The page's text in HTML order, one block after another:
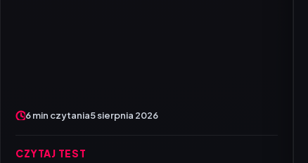
6 min czytania5 sierpnia 2026
CZYTAJ TEST